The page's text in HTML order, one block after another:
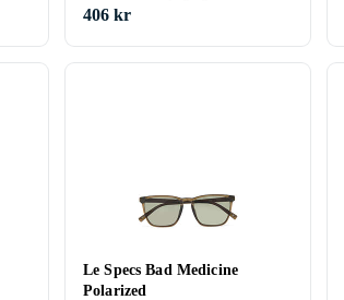
406 kr
Le Specs Bad Medicine
Polarized